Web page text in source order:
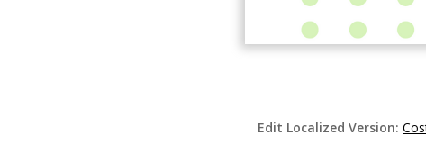
Edit Localized Version: